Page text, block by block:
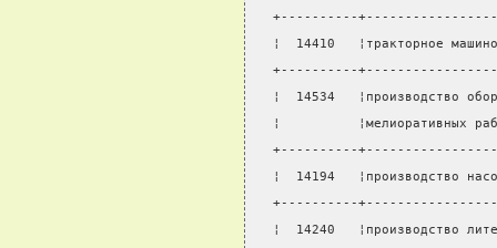
+----------
¦  14410   ¦тракторное
+----------
¦  14534
¦
+----------
¦  14194
+----------
¦  14240   ¦производство